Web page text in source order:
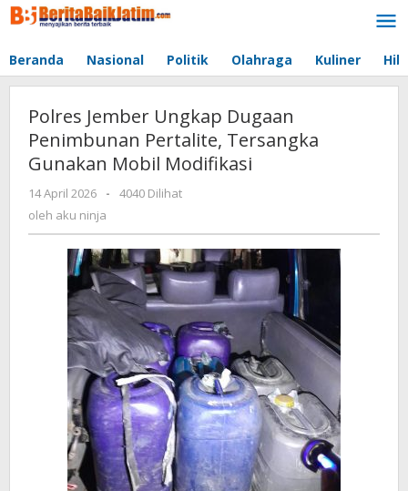
Lewati
ke
Beranda Nasional Politik Olahraga Kuliner
Polres Jember Ungkap Dugaan
Penimbunan Pertalite, Tersangka
Gunakan Mobil Modifikasi
14 April 2026
oleh
-
4040 Dilihat
oleh aku ninja